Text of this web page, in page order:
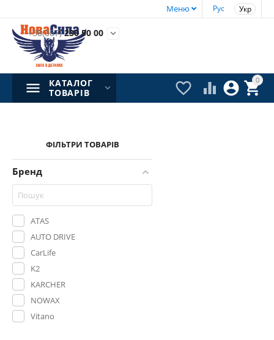
Рус Укр
Меню
+38(067)230 50 00 
0


 
КАТАЛОГ
ТОВАРІВ
ФІЛЬТРИ ТОВАРІВ
Бренд
ATAS
AUTO DRIVE
CarLife
K2
KARCHER
NOWAX
Vitano